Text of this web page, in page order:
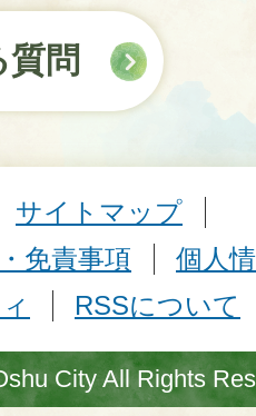
問
サイトマップ
免責事項
個人
RSSについて
City All Rights